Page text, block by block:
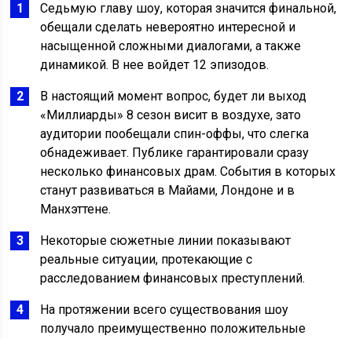
Седьмую главу шоу, которая значится финальной,
обещали сделать невероятно интересной и
насыщенной сложными диалогами, а также
динамикой. В нее войдет 12 эпизодов.
В настоящий момент вопрос, будет ли выход
«Миллиарды» 8 сезон висит в воздухе, зато
аудитории пообещали спин-оффы, что слегка
обнадеживает. Публике гарантировали сразу
несколько финансовых драм. События в которых
станут развиваться в Майами, Лондоне и в
Манхэттене.
Некоторые сюжетные линии показывают
реальные ситуации, протекающие с
расследованием финансовых преступлений.
На протяжении всего существования шоу
получало преимущественно положительные